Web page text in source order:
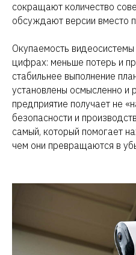
сокращают количество
обсуждают версии вместо
Окупаемость
цифрах: меньше потерь и
стабильнее выполнение
установлены осмысленно и
предприятие получает не
безопасности и
самый, который помогает
чем они превращаются в